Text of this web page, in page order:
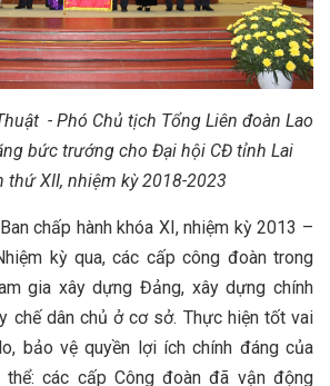
- Phó Chủ tịch Tổng Liên đoàn Lao
bức trướng cho Đại hội CĐ tỉnh Lai
thứ XII, nhiệm kỳ 2018-2023
chấp hành khóa XI, nhiệm kỳ 2013 –
kỳ qua, các cấp công đoàn trong
gia xây dựng Đảng, xây dựng chính
chế dân chủ ở cơ sở. Thực hiện tốt vai
bảo vệ quyền lợi ích chính đáng của
các cấp Công đoàn đã vận động